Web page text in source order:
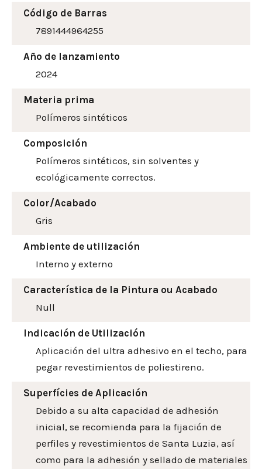
Código de Barras
7891444964255
Año de lanzamiento
2024
Materia prima
Polímeros sintéticos
Composición
Polímeros sintéticos, sin solventes y
ecológicamente correctos.
Color/Acabado
Gris
Ambiente de utilización
Interno y externo
Característica de la Pintura ou Acabado
Null
Indicación de Utilización
Aplicación del ultra adhesivo en el techo, para
pegar revestimientos de poliestireno.
Superfícies de Aplicación
Debido a su alta capacidad de adhesión
inicial, se recomienda para la fijación de
perfiles y revestimientos de Santa Luzia, así
como para la adhesión y sellado de materiales